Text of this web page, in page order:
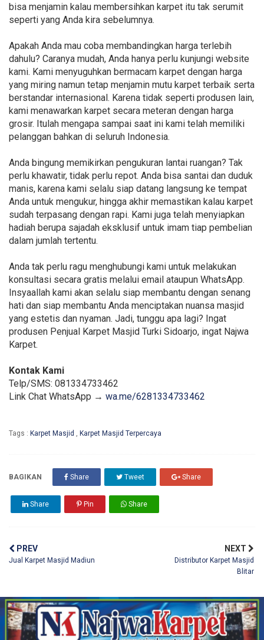
bisa menjamin kalau membersihkan karpet itu tak serumit
seperti yang Anda kira sebelumnya.
Apakah Anda mau coba membandingkan harga terlebih
dahulu? Caranya mudah, Anda hanya perlu kunjungi website
kami. Kami menyuguhkan bermacam karpet dengan harga
yang miring namun tetap menjamin mutu karpet terbaik serta
berstandar internasional. Karena tidak seperti produsen lain,
kami menawarkan karpet secara meteran dengan harga
grosir. Itulah mengapa sampai saat ini kami telah memiliki
pelanggan bahkan di seluruh Indonesia.
Anda bingung memikirkan pengukuran lantai ruangan? Tak
perlu khawatir, tidak perlu repot. Anda bisa santai dan duduk
manis, karena kami selalu siap datang langsung ke tempat
Anda untuk mengukur, hingga akhir memastikan kalau karpet
sudah terpasang dengan rapi. Kami juga telah menyiapkan
hadiah berupa sajadah eksklusif untuk imam tiap pembelian
dalam jumlah tertentu.
Anda tak perlu ragu menghubungi kami untuk melakukan
konsultasi secara gratis melalui email ataupun WhatsApp.
Insyaallah kami akan selalu siap membantu dengan senang
hati dan siap membantu Anda menciptakan nuansa masjid
yang estetis dan nyaman. Jadi, tunggu apa lagi? Ingat
produsen Penjual Karpet Masjid Turki Sidoarjo, ingat Najwa
Karpet.
Kontak Kami
Telp/SMS: 081334733462
Link Chat WhatsApp → wa.me/6281334733462
Tags : Karpet Masjid , Karpet Masjid Terpercaya
BAGIKAN Share Tweet Share
Share Pin Share
PREV
Jual Karpet Masjid Madiun
NEXT
Distributor Karpet Masjid
Blitar